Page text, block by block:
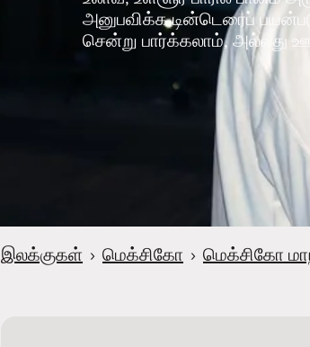
அனுபவிக்க டின்டெரைப்
சென்று பார்க்கலாம், அல்லது
இலக்குகள் › மெக்சிகோ › மெக்சிகோ